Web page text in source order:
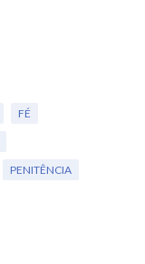
FÉ
PENITÊNCIA